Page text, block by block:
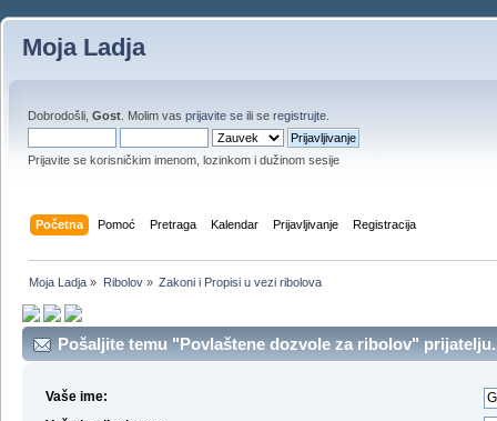
Moja Ladja
Dobrodošli, Gost . Molim vas prijavite se ili se registrujte
Prijavite se korisničkim imenom, lozinkom i dužinom sesije
Početna Pomoć Pretraga Kalendar Prijavljivanje Registracija
Moja Ladja » Ribolov» Zakoni i Propisi u vezi ribolova
Pošaljite temu "Povlaštene dozvole za ribolov" prijatelju.
Vaše ime: